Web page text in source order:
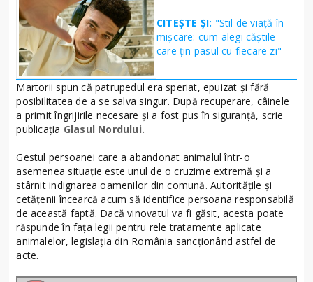
CITEȘTE ȘI: "Stil de viață în
mișcare: cum alegi căștile
care țin pasul cu fiecare zi"
Martorii spun că patrupedul era speriat, epuizat și fără
posibilitatea de a se salva singur. După recuperare, câinele
a primit îngrijirile necesare și a fost pus în siguranță, scrie
publicația Glasul Nordului.
Gestul persoanei care a abandonat animalul într-o
asemenea situație este unul de o cruzime extremă și a
stârnit indignarea oamenilor din comună. Autoritățile și
cetățenii încearcă acum să identifice persoana responsabilă
de această faptă. Dacă vinovatul va fi găsit, acesta poate
răspunde în fața legii pentru rele tratamente aplicate
animalelor, legislația din România sancționând astfel de
acte.